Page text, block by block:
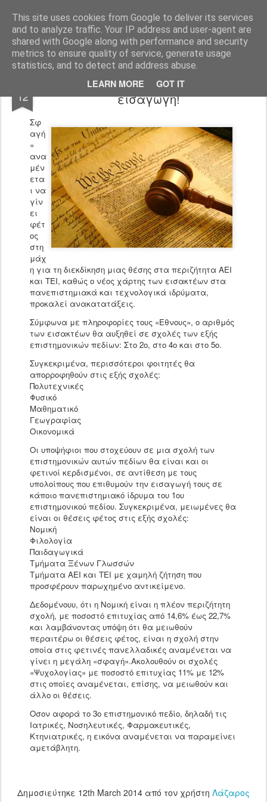
This site uses cookies from Google to deliver its services
and to analyze traffic. Your IP address and user-agent are
shared with Google along with performance and security
metrics to ensure quality of service, generate usage
statistics, and to detect and address abuse.
LEARN MORE GOT IT
Φροντιστήριο Θεωρητικό Φλώρινας
Pages
12
Οι σχολές με μεγάλη ζήτηση για την
εισαγωγή!
Σφ
αγή
»
ανα
μέν
ετα
ι να
γίν
ει
φέτ
ος
στη
μάχ
η για τη διεκδίκηση μιας θέσης στα περιζήτητα ΑΕΙ
και ΤΕΙ, καθώς ο νέος χάρτης των εισακτέων στα
πανεπιστημιακά και τεχνολογικά ιδρύματα,
προκαλεί ανακατατάξεις.
Σύμφωνα με πληροφορίες τους «Εθνους», ο αριθμός
των εισακτέων θα αυξηθεί σε σχολές των εξής
επιστημονικών πεδίων: Στο 2ο, στο 4ο και στο 5ο.
Συγκεκριμένα, περισσότεροι φοιτητές θα
απορροφηθούν στις εξής σχολές:
Πολυτεχνικές
Φυσικό
Μαθηματικό
Γεωγραφίας
Οικονομικά
Οι υποψήφιοι που στοχεύουν σε μια σχολή των
επιστημονικών αυτών πεδίων θα είναι και οι
φετινοί κερδισμένοι, σε αντίθεση με τους
υπολοίπους που επιθυμούν την εισαγωγή τους σε
κάποιο πανεπιστημιακό ίδρυμα του 1ου
επιστημονικού πεδίου. Συγκεκριμένα, μειωμένες θα
είναι οι θέσεις φέτος στις εξής σχολές:
Νομική
Φιλολογία
Παιδαγωγικά
Τμήματα Ξένων Γλωσσών
Τμήματα ΑΕΙ και ΤΕΙ με χαμηλή ζήτηση που
προσφέρουν παρωχημένο αντικείμενο.
Δεδομένουυ, ότι η Νομική είναι η πλέον περιζήτητη
σχολή, με ποσοστό επιτυχίας από 14,6% έως 22,7%
και λαμβάνοντας υπόψη ότι θα μειωθούν
περαιτέρω οι θέσεις φέτος, είναι η σχολή στην
οποία στις φετινές πανελλαδικές αναμένεται να
γίνει η μεγάλη «σφαγή».Ακολουθούν οι σχολές
«Ψυχολογίας» με ποσοστό επιτυχίας 11% με 12%
στις οποίες αναμένεται, επίσης, να μειωθούν και
άλλο οι θέσεις.
Οσον αφορά το 3ο επιστημονικό πεδίο, δηλαδή τις
Ιατρικές, Νοσηλευτικές, Φαρμακευτικές,
Κτηνιατρικές, η εικόνα αναμένεται να παραμείνει
αμετάβλητη.
Δημοσιεύτηκε 12th March 2014 από τον χρήστη Λάζαρος